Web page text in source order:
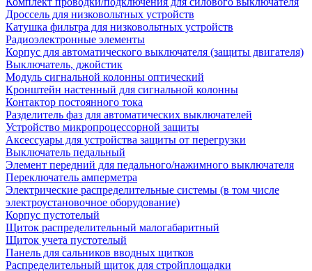
Дроссель для низковольтных устройств
Катушка фильтра для низковольтных устройств
Радиоэлектронные элементы
Корпус для автоматического выключателя (защиты двигателя)
Выключатель, джойстик
Модуль сигнальной колонны оптический
Кронштейн настенный для сигнальной колонны
Контактор постоянного тока
Разделитель фаз для автоматических выключателей
Устройство микропроцессорной защиты
Аксессуары для устройства защиты от перегрузки
Выключатель педальный
Элемент передний для педального/нажимного выключателя
Переключатель амперметра
Электрические распределительные системы (в том числе
электроустановочное оборудование)
Корпус пустотелый
Щиток распределительный малогабаритный
Щиток учета пустотелый
Панель для сальников вводных щитков
Распределительный щиток для стройплощадки